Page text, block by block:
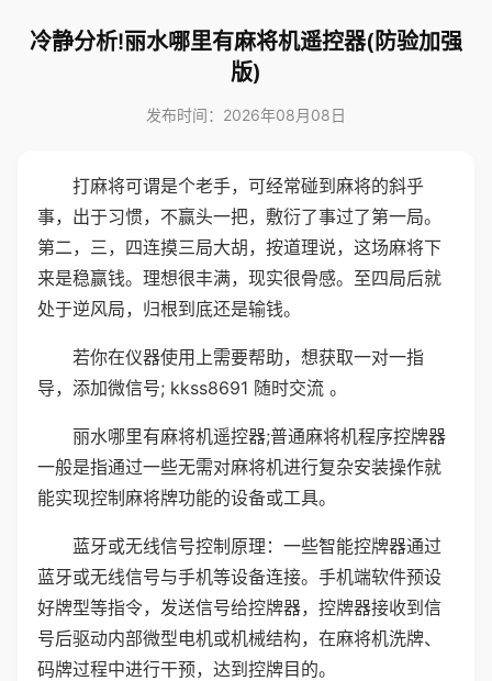
冷静分析!丽水哪里有麻将机遥控器(防验加强
版)
发布时间：2026年08月08日
打麻将可谓是个老手，可经常碰到麻将的斜乎
事，出于习惯，不赢头一把，敷衍了事过了第一局。
第二，三，四连摸三局大胡，按道理说，这场麻将下
来是稳赢钱。理想很丰满，现实很骨感。至四局后就
处于逆风局，归根到底还是输钱。
若你在仪器使用上需要帮助，想获取一对一指
导，添加微信号; kkss8691 随时交流 。
丽水哪里有麻将机遥控器;普通麻将机程序控牌器
一般是指通过一些无需对麻将机进行复杂安装操作就
能实现控制麻将牌功能的设备或工具。
蓝牙或无线信号控制原理：一些智能控牌器通过
蓝牙或无线信号与手机等设备连接。手机端软件预设
好牌型等指令，发送信号给控牌器，控牌器接收到信
号后驱动内部微型电机或机械结构，在麻将机洗牌、
码牌过程中进行干预，达到控牌目的。